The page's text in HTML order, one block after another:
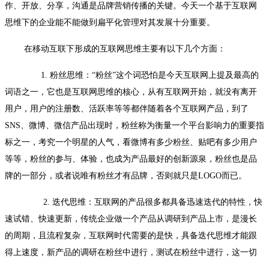
作、开放、分享，沟通是品牌营销传播的关键。今天一个基于互联网
思维下的企业能不能做到扁平化管理对其发展十分重要。
在移动互联下形成的互联网思维主要有以下几个方面：
1. 粉丝思维：“粉丝”这个词恐怕是今天互联网上提及最高的
词语之一，它也是互联网思维的核心，从有互联网开始，就没有离开
用户，用户的注册数、活跃率等等都伴随着各个互联网产品，到了
SNS、微博、微信产品出现时，粉丝称为衡量一个平台影响力的重要指
标之一，考究一个明星的人气，看微博有多少粉丝、贴吧有多少用户
等等，粉丝的参与、体验，也成为产品最好的创新源泉，粉丝也是品
牌的一部分，或者说唯有粉丝才有品牌，否则就只是LOGO而已。
2. 迭代思维：互联网的产品很多都具备迅速迭代的特性，快
速试错、快速更新，传统企业做一个产品从调研到产品上市，是漫长
的周期，且流程复杂，互联网时代需要的是快，具备迭代思维才能跟
得上速度，新产品的调研在粉丝中进行，测试在粉丝中进行，这一切